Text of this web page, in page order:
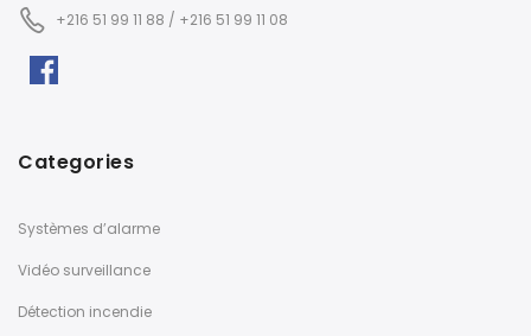
+216 51 99 11 88 / +216 51 99 11 08
Categories
Systèmes d’alarme
Vidéo surveillance
Détection incendie